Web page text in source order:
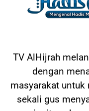
TV AlHijrah
dengan
masyarakat untuk
sekali gus